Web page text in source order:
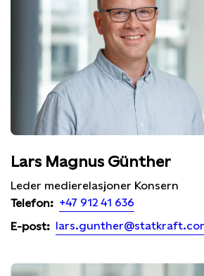
Lars Magnus Günther
Leder medierelasjoner Konsern
Telefon: +47 912 41 636
E-post: